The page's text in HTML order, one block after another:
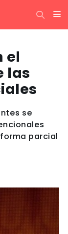
el
las
se
parcial